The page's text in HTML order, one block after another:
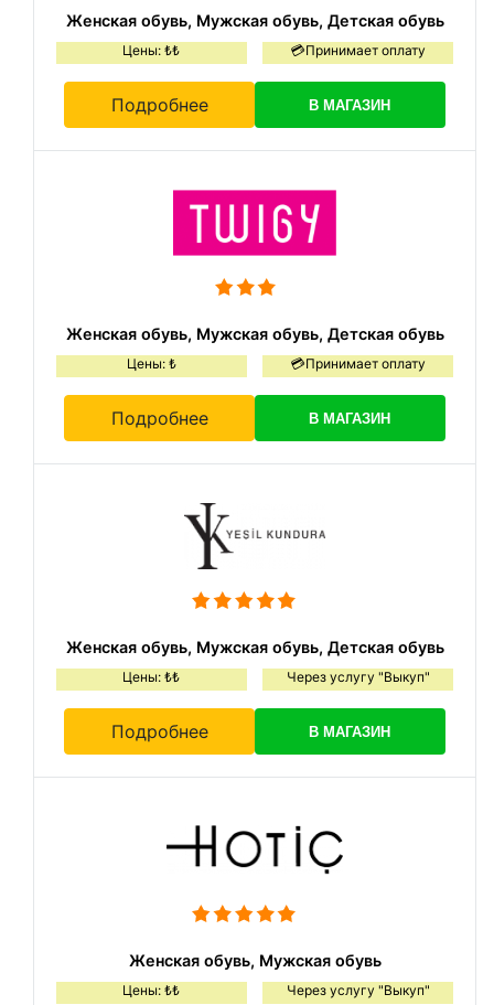
Женская обувь, Мужская обувь, Детская обувь
Цены: ₺₺ 💳Принимает оплату
Подробнее В МАГАЗИН
Женская обувь, Мужская обувь, Детская обувь
Цены: ₺ 💳Принимает оплату
Подробнее В МАГАЗИН
Женская обувь, Мужская обувь, Детская обувь
Цены: ₺₺ Через услугу "Выкуп"
Подробнее В МАГАЗИН
Женская обувь, Мужская обувь
Цены: ₺₺ Через услугу "Выкуп"